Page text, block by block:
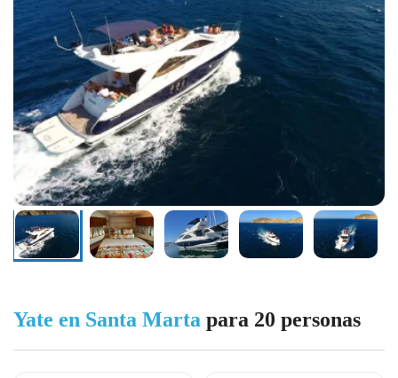
Yate en Santa Marta para 20 personas